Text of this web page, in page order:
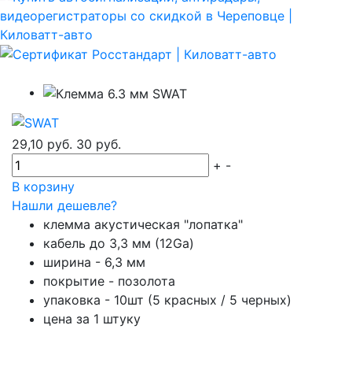
29,10 руб. 30 руб.
+ -
В корзину
Нашли дешевле?
клемма акустическая "лопатка"
кабель до 3,3 мм (12Ga)
ширина - 6,3 мм
покрытие - позолота
упаковка - 10шт (5 красных / 5 черных)
цена за 1 штуку